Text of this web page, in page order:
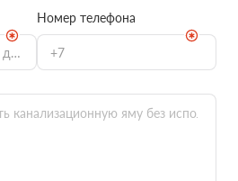
Номер телефона